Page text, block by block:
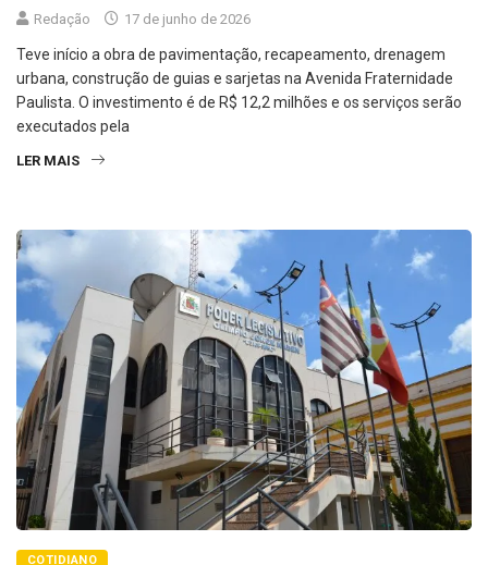
Teve início a obra de pavimentação, recapeamento, drenagem
urbana, construção de guias e sarjetas na Avenida Fraternidade
Paulista. O investimento é de R$ 12,2 milhões e os serviços serão
executados pela
LER MAIS
COTIDIANO